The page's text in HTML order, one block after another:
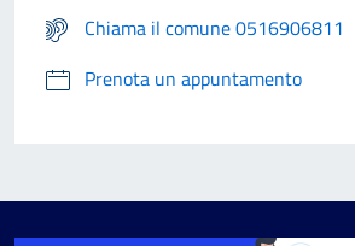
Chiama il comune 0516906811
Prenota un appuntamento